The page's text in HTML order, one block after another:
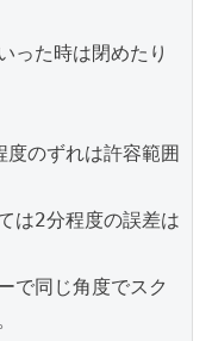
った時は閉めたり
のずれは許容範囲
は2分程度の誤差は
で同じ角度でスク